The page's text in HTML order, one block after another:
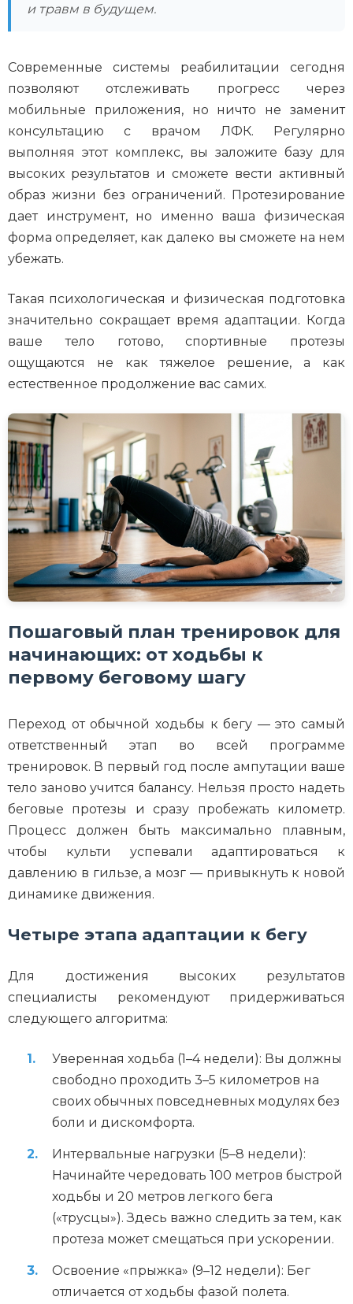
и травм в будущем.
Современные системы реабилитации сегодня
позволяют отслеживать прогресс через
мобильные приложения, но ничто не заменит
консультацию с врачом ЛФК. Регулярно
выполняя этот комплекс, вы заложите базу для
высоких результатов и сможете вести активный
образ жизни без ограничений. Протезирование
дает инструмент, но именно ваша физическая
форма определяет, как далеко вы сможете на нем
убежать.
Такая психологическая и физическая подготовка
значительно сокращает время адаптации. Когда
ваше тело готово, спортивные протезы
ощущаются не как тяжелое решение, а как
естественное продолжение вас самих.
Пошаговый план тренировок для
начинающих: от ходьбы к
первому беговому шагу
Переход от обычной ходьбы к бегу — это самый
ответственный этап во всей программе
тренировок. В первый год после ампутации ваше
тело заново учится балансу. Нельзя просто надеть
беговые протезы и сразу пробежать километр.
Процесс должен быть максимально плавным,
чтобы культи успевали адаптироваться к
давлению в гильзе, а мозг — привыкнуть к новой
динамике движения.
Четыре этапа адаптации к бегу
Для достижения высоких результатов
специалисты рекомендуют придерживаться
следующего алгоритма:
Уверенная ходьба (1–4 недели): Вы должны
свободно проходить 3–5 километров на
своих обычных повседневных модулях без
боли и дискомфорта.
Интервальные нагрузки (5–8 недели):
Начинайте чередовать 100 метров быстрой
ходьбы и 20 метров легкого бега
(«трусцы»). Здесь важно следить за тем, как
протеза может смещаться при ускорении.
Освоение «прыжка» (9–12 недели): Бег
отличается от ходьбы фазой полета.